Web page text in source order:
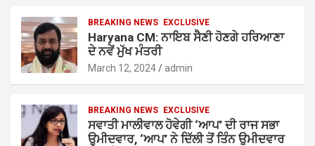
BREAKING NEWS EXCLUSIVE
Haryana CM: ਨਾਇਬ ਸੈਣੀ ਹੋਣਗੇ ਹਰਿਆਣਾ
ਦੇ ਨਵੇਂ ਮੁੱਖ ਮੰਤਰੀ
March 12, 2024 admin
BREAKING NEWS EXCLUSIVE
ਸਵਾਤੀ ਮਾਲੀਵਾਲ ਹੋਵੇਗੀ ‘ਆਪ’ ਦੀ ਰਾਜ ਸਭਾ
ਉਮੀਦਵਾਰ, ‘ਆਪ’ ਨੇ ਦਿੱਲੀ ਤੋਂ ਤਿੰਨ ਉਮੀਦਵਾਰ